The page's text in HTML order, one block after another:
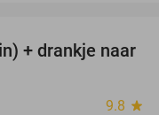
38%
+ drankje naar
9.8 star